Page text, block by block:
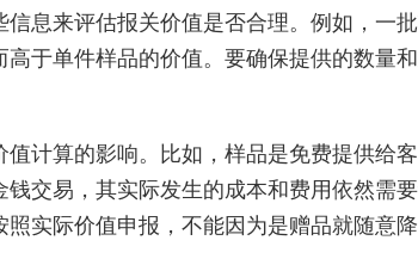
息来评估报关价值是否合理。例如，一
于单件样品的价值。要确保提供的数量
计算的影响。比如，样品是免费提供给
交易，其实际发生的成本和费用依然需
实际价值申报，不能因为是赠品就随意降